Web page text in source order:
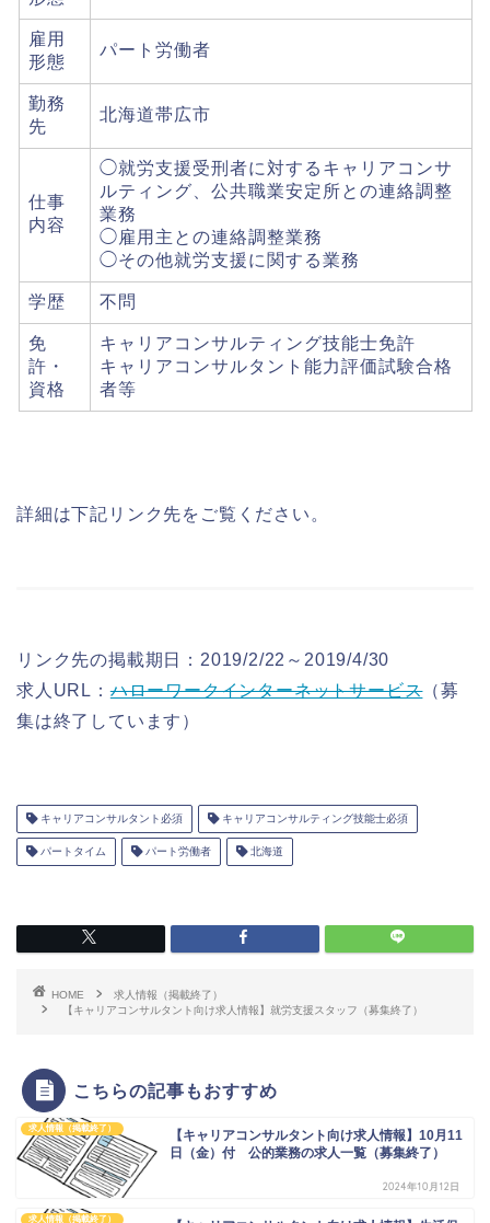
雇用
形態
パート労働者
勤務
先
北海道帯広市
仕事
内容
◯就労支援受刑者に対するキャリアコンサ
ルティング、公共職業安定所との連絡調整
業務
◯雇用主との連絡調整業務
◯その他就労支援に関する業務
学歴 不問
免
許・
資格
キャリアコンサルティング技能士免許
キャリアコンサルタント能力評価試験合格
者等
詳細は下記リンク先をご覧ください。
リンク先の掲載期日：2019/2/22～2019/4/30
求人URL：ハローワークインターネットサービス（募
集は終了しています）
キャリアコンサルタント必須 キャリアコンサルティング技能士必須
パートタイム パート労働者 北海道
HOME
求人情報（掲載終了）
【キャリアコンサルタント向け求人情報】就労支援スタッフ（募集終了）
こちらの記事もおすすめ
求人情報（掲載終了）
【キャリアコンサルタント向け求人情報】10月11
日（金）付 公的業務の求人一覧（募集終了）
2024年10月12日
求人情報（掲載終了）